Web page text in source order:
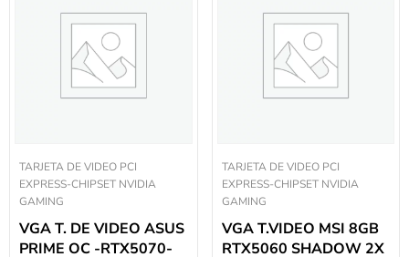
TARJETA DE VIDEO PCI
EXPRESS-CHIPSET NVIDIA
GAMING
VGA T. DE VIDEO ASUS
PRIME OC -RTX5070-
TARJETA DE VIDEO PCI
EXPRESS-CHIPSET NVIDIA
GAMING
VGA T.VIDEO MSI 8GB
RTX5060 SHADOW 2X